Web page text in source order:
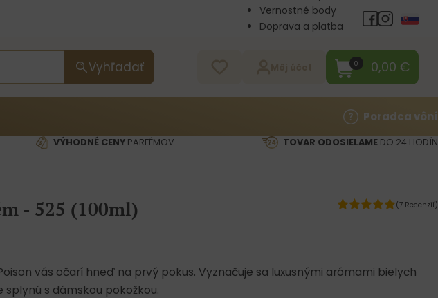
Vernostné body
Doprava a platba
Vyhľadať 0 0,00 €
Poradca vôní
VÝHODNÉ CENYPARFÉMOV TOVAR ODOSIELAME DO 24 HODÍN
- 525 (100ml) (7 Recenzií)
vás očarí hneď na prvý pokus. Vyznačuje sa luxusnými arómami bielych
s dámskou pokožkou.